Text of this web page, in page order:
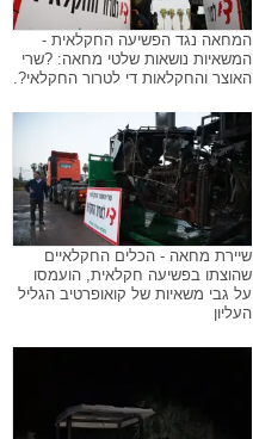
המחאה נגד הפשיעה החקלאית -
המשאיות נושאות שלטי מחאה: ?שרי
האוצר והחקלאות די לטרור החקלאי?.
שיירת מחאה - הכלים החקלאיים
שהוצתו בפשיעה חקלאית, הועמסו
על גבי משאיות של קואופרטיב הגליל
העליון